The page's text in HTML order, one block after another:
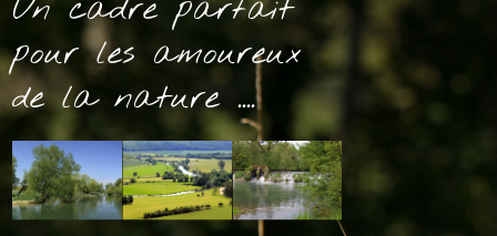
Un cadre parfait
pour les amoureux
de la nature ....